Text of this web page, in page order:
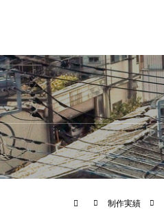
制作実績